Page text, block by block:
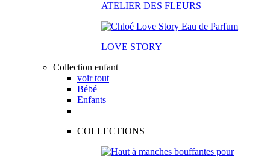
ATELIER DES FLEURS
LOVE STORY
Collection enfant
voir tout
Bébé
Enfants
COLLECTIONS